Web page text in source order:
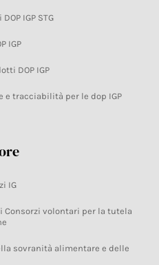
IGP STG
IGP
DOP IGP
e tracciabilità per le dop IGP
IG
Consorzi volontari per la tutela
sovranità alimentare e delle